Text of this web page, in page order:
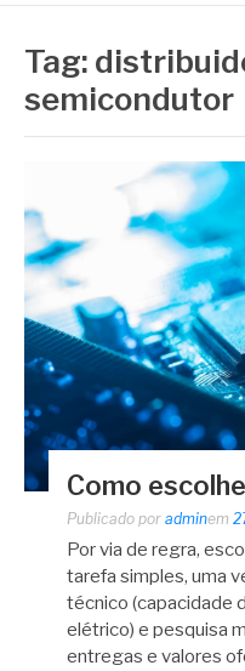
Tag:
semicondutor
Como
Publicado por adminem
Por via de regra,
tarefa simples, uma
técnico (capacidade
elétrico) e pesquisa
entregas e valores